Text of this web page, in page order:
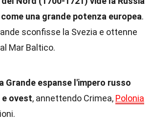
una grande potenza europea.
sconfisse la Svezia e ottenne
Mar Baltico.
Grande espanse l'impero russo
ovest, annettendo Crimea, Polonia